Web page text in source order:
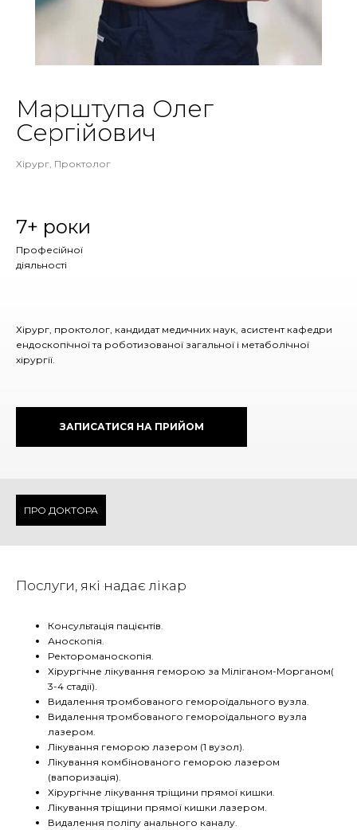
Марштупа Олег
Сергійович
Хірург, Проктолог
7+ роки
Професійної
діяльності
Хірург, проктолог, кандидат медичних наук, асистент кафедри
ендоскопічної та роботизованої загальної і метаболічної
хірургії.
ЗАПИСАТИСЯ НА ПРИЙОМ
ПРО ДОКТОРА
Послуги, які надає лікар
Консультація пацієнтів.
Аноскопія.
Ректороманоскопія.
Хірургічне лікування геморою за Міліганом-Морганом(
3-4 стадії).
Видалення тромбованого гемороїдального вузла.
Видалення тромбованого гемороїдального вузла
лазером.
Лікування геморою лазером (1 вузол).
Лікування комбінованого геморою лазером
(вапоризація).
Хірургічне лікування тріщини прямої кишки.
Лікування тріщини прямої кишки лазером.
Видалення поліпу анального каналу.